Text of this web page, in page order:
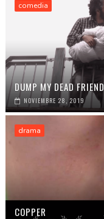
comedia
DUMP MY DEAD FRIEND
NOVIEMBRE 28, 2019
drama
COPPER